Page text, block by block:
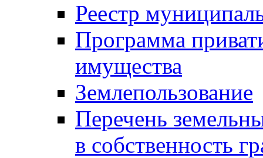
Реестр
Программа
имущества
Землепользование
Перечень
в собственность